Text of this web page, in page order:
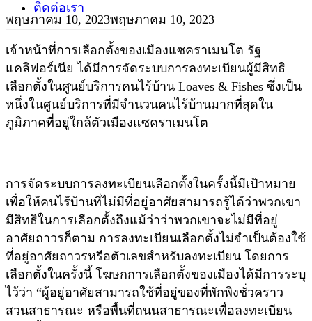
ติดต่อเรา
พฤษภาคม 10, 2023พฤษภาคม 10, 2023
เจ้าหน้าที่การเลือกตั้งของเมืองแซคราเมนโต รัฐ
แคลิฟอร์เนีย ได้มีการจัดระบบการลงทะเบียนผู้มีสิทธิ
เลือกตั้งในศูนย์บริการคนไร้บ้าน Loaves & Fishes ซึ่งเป็น
หนึ่งในศูนย์บริการที่มีจำนวนคนไร้บ้านมากที่สุดใน
ภูมิภาคที่อยู่ใกล้ตัวเมืองแซคราเมนโต
การจัดระบบการลงทะเบียนเลือกตั้งในครั้งนี้มีเป้าหมาย
เพื่อให้คนไร้บ้านที่ไม่มีที่อยู่อาศัยสามารถรู้ได้ว่าพวกเขา
มีสิทธิในการเลือกตั้งถึงแม้ว่าว่าพวกเขาจะไม่มีที่อยู่
อาศัยถาวรก็ตาม การลงทะเบียนเลือกตั้งไม่จำเป็นต้องใช้
ที่อยู่อาศัยถาวรหรือตัวเลขสำหรับลงทะเบียน โดยการ
เลือกตั้งในครั้งนี้ โฆษกการเลือกตั้งของเมืองได้มีการระบุ
ไว้ว่า “ผู้อยู่อาศัยสามารถใช้ที่อยู่ของที่พักพิงชั่วคราว
สวนสาธารณะ หรือพื้นที่ถนนสาธารณะเพื่อลงทะเบียน